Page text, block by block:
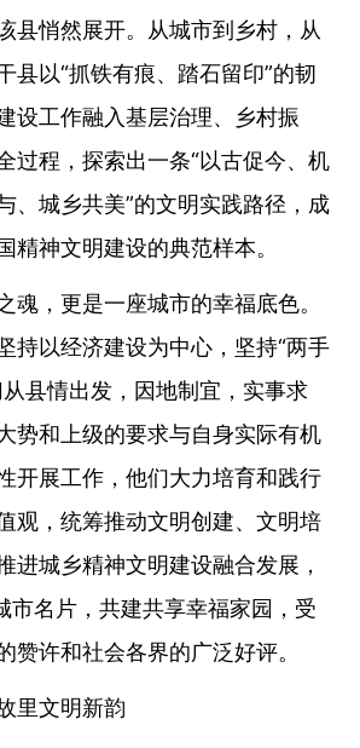
县悄然展开。从城市到乡村，从
县以“抓铁有痕、踏石留印”的韧
设工作融入基层治理、乡村振
过程，探索出一条“以古促今、机
、城乡共美”的文明实践路径，成
精神文明建设的典范样本。
，更是一座城市的幸福底色。
持以经济建设为中心，坚持“两手
县情出发，因地制宜，实事求
势和上级的要求与自身实际有机
开展工作，他们大力培育和践行
观，统筹推动文明创建、文明培
进城乡精神文明建设融合发展，
市名片，共建共享幸福家园，受
赞许和社会各界的广泛好评。
文明新韵